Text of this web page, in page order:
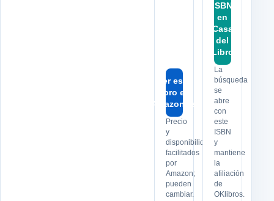
Ver este
libro en
Amazon.es
Precio
y
disponibilidad
facilitados
por
Amazon;
pueden
cambiar.
ISBN
en
Casa
del
Libro
La
búsqueda
se
abre
con
este
ISBN
y
mantiene
la
afiliación
de
OKlibros.